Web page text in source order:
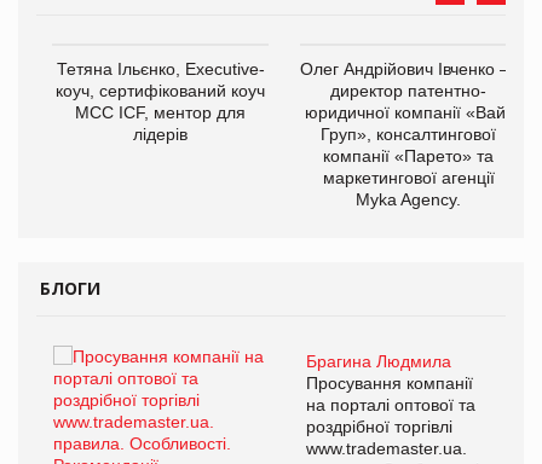
Тетяна Ільєнко, Executive-
коуч, сертифікований коуч
МСС ICF, ментор для
лідерів
Олег Андрійович Івченко —
директор патентно-
юридичної компанії «Вайз
Груп», консалтингової
компанії «Парето» та
маркетингової агенції
Myka Agency.
БЛОГИ
Брагина Людмила
Просування компанії
на порталі оптової та
роздрібної торгівлі
www.trademaster.ua.